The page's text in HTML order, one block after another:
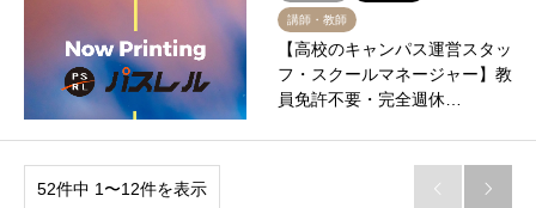
講師・教師
【高校のキャンパス運営スタッ
フ・スクールマネージャー】教
員免許不要・完全週休…
52件中 1〜12件を表示  